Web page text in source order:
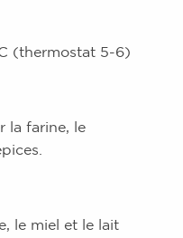
(thermostat 5-6)
la farine, le
le miel et le lait